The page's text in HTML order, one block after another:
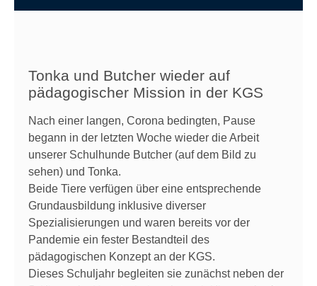
Tonka und Butcher wieder auf
pädagogischer Mission in der KGS
Nach einer langen, Corona bedingten, Pause
begann in der letzten Woche wieder die Arbeit
unserer Schulhunde Butcher (auf dem Bild zu
sehen) und Tonka.
Beide Tiere verfügen über eine entsprechende
Grundausbildung inklusive diverser
Spezialisierungen und waren bereits vor der
Pandemie ein fester Bestandteil des
pädagogischen Konzept an der KGS.
Dieses Schuljahr begleiten sie zunächst neben der